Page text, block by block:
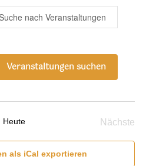
Bitte
nachVeranstaltungen suchen
Heute
Nächste
als iCal exportieren